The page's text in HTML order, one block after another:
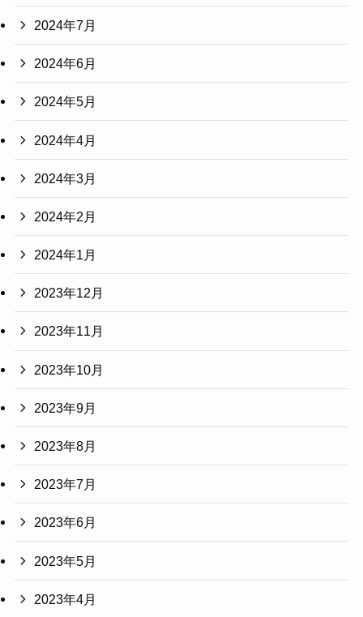
2024年7月
2024年6月
2024年5月
2024年4月
2024年3月
2024年2月
2024年1月
2023年12月
2023年11月
2023年10月
2023年9月
2023年8月
2023年7月
2023年6月
2023年5月
2023年4月